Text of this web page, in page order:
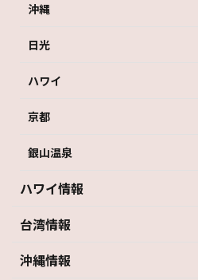
沖縄
日光
ハワイ
京都
銀山温泉
ハワイ情報
台湾情報
沖縄情報